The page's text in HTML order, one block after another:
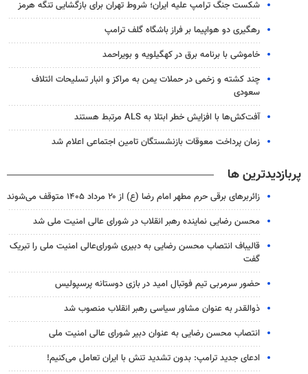
شکست جنگ ترامپ علیه ایران؛ شروط تهران برای بازگشایی تنگه هرمز
رهگیری دو هواپیما بر فراز باشگاه گلف ترامپ
خاموشی با برنامه برق در کهگیلویه و بویراحمد
چند کشته و زخمی در حملات یمن به مراکز و انبار تسلیحات ائتلاف
سعودی
آفت‌کش‌ها با افزایش خطر ابتلا به ALS مرتبط هستند
زمان پرداخت معوقات بازنشستگان تامین اجتماعی اعلام شد
پربازدیدترین ها
زائربرهای برقی حرم مطهر امام رضا (ع) از ۲۰ مرداد ۱۴۰۵ متوقف می‌شوند
محسن رضایی نماینده رهبر انقلاب در شورای عالی امنیت ملی شد
قالیباف انتصاب محسن رضایی به دبیری شورای‌عالی امنیت ملی را تبریک
گفت
حضور سرمربی تیم فوتبال امید در بازی دوستانه پرسپولیس
ذوالقدر به عنوان مشاور سیاسی رهبر انقلاب منصوب شد
انتصاب محسن رضایی به عنوان دبیر شورای عالی امنیت ملی
ادعای جدید ترامپ: بدون تشدید تنش با ایران تعامل می‌کنیم!